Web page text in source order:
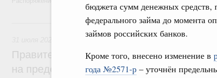
бюджета сумм денежных
федерального займа до момента
займов российских банков.
Кроме того, внесено изменение в
года №2571-р – уточнён
31 июля, пятница
Социальная поддержка отдельных
Правительство направит регионам
на предоставление мер социальной